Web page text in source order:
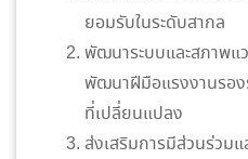
ยอมรับในระดับสากล
พัฒนาระบบและสภาพแ
พัฒนาฝีมือแรงงานรอง
ที่เปลี่ยนแปลง
ส่งเสริมการมีส่วนร่วม